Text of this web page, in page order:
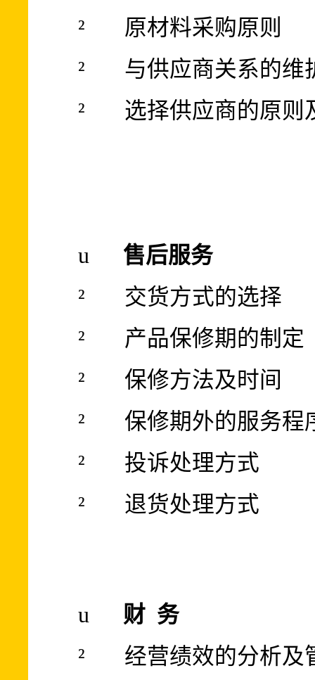
²
原材料采购原则
²
与供应商关系的维
²
选择供应商的原则
u
售后服务
²
交货方式的选择
²
产品保修期的制定
²
保修方法及时间
²
保修期外的服务程
²
投诉处理方式
²
退货处理方式
u 财 务
²
经营绩效的分析及